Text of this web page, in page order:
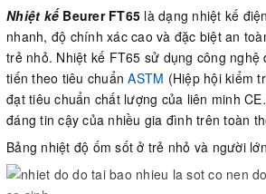
Nhiệt kế Beurer FT65 là dạng nhiệt kế
nhanh, độ chính xác cao và đặc biệt an
trẻ nhỏ. Nhiệt kế FT65 sử dụng công nghệ
tiến theo tiêu chuẩnASTM (Hiệp hội kiểm
đạt tiêu chuẩn chất lượng của liên minh
đáng tin cậy của nhiều gia đình trên toàn
Bảng nhiệt độ ốm sốt ở trẻ nhỏ và người lớn